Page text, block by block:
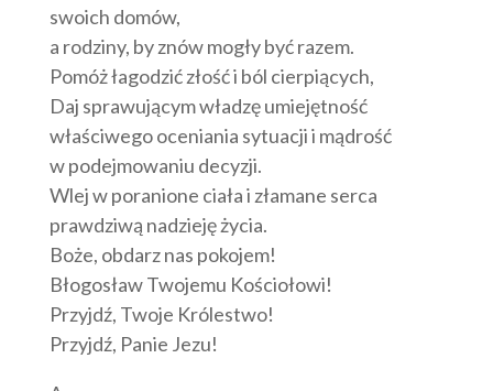
swoich domów,
a rodziny, by znów mogły być razem.
Pomóż łagodzić złość i ból cierpiących,
Daj sprawującym władzę umiejętność
właściwego oceniania sytuacji i mądrość
w podejmowaniu decyzji.
Wlej w poranione ciała i złamane serca
prawdziwą nadzieję życia.
Boże, obdarz nas pokojem!
Błogosław Twojemu Kościołowi!
Przyjdź, Twoje Królestwo!
Przyjdź, Panie Jezu!